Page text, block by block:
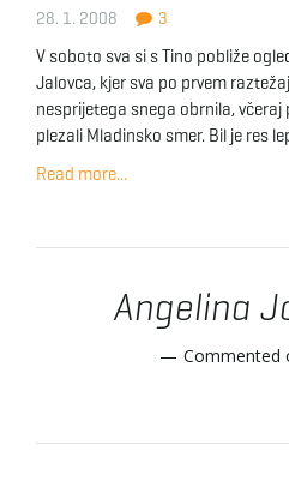
28. 1. 2008 3
V soboto sva si s Tino pobliže
Jalovca, kjer sva po prvem
nesprijetega snega obrnila,
plezali Mladinsko smer. Bil je res
Read more...
Angelina
Commented